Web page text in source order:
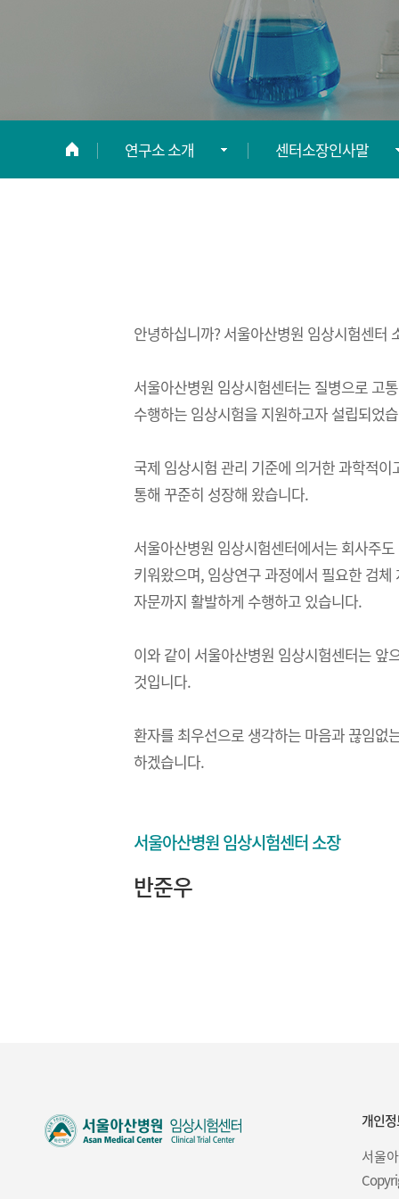
연구소 소개
홍보센터
센터소장인사말
연구역량
의뢰절차
오시는길
안녕하십니까? 서울아산병원 임상시험센터
서울아산병원 임상시험센터는 질병으로 고
수행하는 임상시험을 지원하고자 설립되었
국제 임상시험 관리 기준에 의거한 과학적
통해 꾸준히 성장해 왔습니다.
서울아산병원 임상시험센터에서는 회사주
키워왔으며, 임상연구 과정에서 필요한 검
자문까지 활발하게 수행하고 있습니다.
이와 같이 서울아산병원 임상시험센터는 앞
것입니다.
환자를 최우선으로 생각하는 마음과 끊임없
하겠습니다.
서울아산병원 임상시험센터 소장
반준우
개인
서울